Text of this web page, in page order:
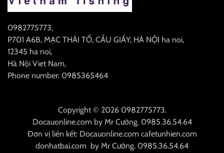
0982775773,
P701 A6B, MẠC THÁI TỔ, CẦU GIẤY, HÀ NỘI ha noi,
12345 ha noi,
Hà Nội Viet Nam,
Phone number: 0985365464
Copyright © 2026 0982775773.
Docauonline.comby Mr Cường. 0985.36.54.64
Đơn vị liên kết: Docauonline.com cafetunhien.com
donhatbai.com by Mr Cường. 0985.36.54.64